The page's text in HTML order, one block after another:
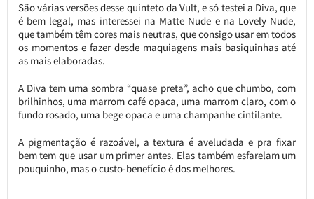
São várias versões desse quinteto da Vult, e só testei a Diva, que
é bem legal, mas interessei na Matte Nude e na Lovely Nude,
que também têm cores mais neutras, que consigo usar em todos
os momentos e fazer desde maquiagens mais basiquinhas até
as mais elaboradas.
A Diva tem uma sombra “quase preta”, acho que chumbo, com
brilhinhos, uma marrom café opaca, uma marrom claro, com o
fundo rosado, uma bege opaca e uma champanhe cintilante.
A pigmentação é razoável, a textura é aveludada e pra fixar
bem tem que usar um primer antes. Elas também esfarelam um
pouquinho, mas o custo-benefício é dos melhores.